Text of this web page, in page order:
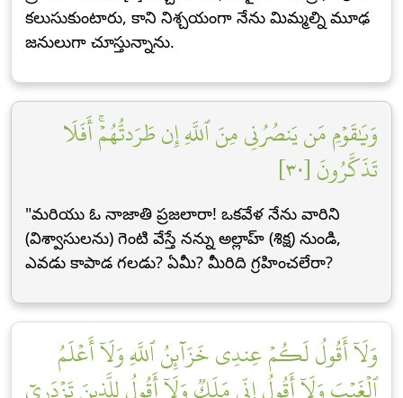
కలుసుకుంటారు, కాని నిశ్చయంగా నేను మిమ్మల్ని మూఢ
జనులుగా చూస్తున్నాను.
وَيَٰقَوۡمِ مَن يَنصُرُنِي مِنَ ٱللَّهِ إِن طَرَدتُّهُمۡۚ أَفَلَا
تَذَكَّرُونَ [٣٠]
"మరియు ఓ నాజాతి ప్రజలారా! ఒకవేళ నేను వారిని
(విశ్వాసులను) గెంటి వేస్తే నన్ను అల్లాహ్ (శిక్ష) నుండి,
ఎవడు కాపాడ గలడు? ఏమీ? మీరిది గ్రహించలేరా?
وَلَآ أَقُولُ لَكُمۡ عِندِي خَزَآئِنُ ٱللَّهِ وَلَآ أَعۡلَمُ